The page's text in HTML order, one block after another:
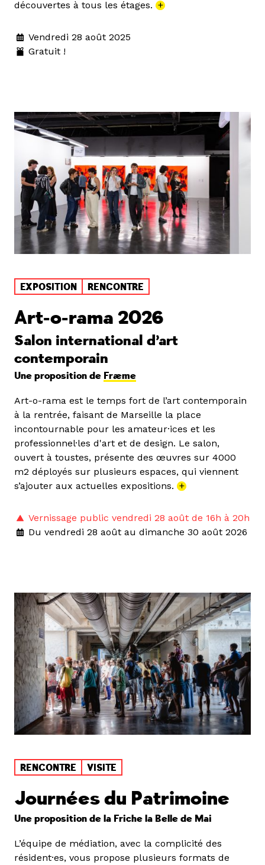
découvertes à tous les étages. +
Vendredi 28 août 2025
Gratuit !
EXPOSITION RENCONTRE
Art-o-rama 2026
Salon international d’art
contemporain
Une proposition de Fræme
Art-o-rama est le temps fort de l’art contemporain
à la rentrée, faisant de Marseille la place
incontournable pour les amateur·ices et les
professionnel·les d'art et de design. Le salon,
ouvert à toustes, présente des œuvres sur 4000
m2 déployés sur plusieurs espaces, qui viennent
s’ajouter aux actuelles expositions. +
Vernissage public vendredi 28 août de 16h à 20h
Du vendredi 28 août au dimanche 30 août 2026
RENCONTRE VISITE
Journées du Patrimoine
Une proposition de la Friche la Belle de Mai
L’équipe de médiation, avec la complicité des
résident·es, vous propose plusieurs formats de